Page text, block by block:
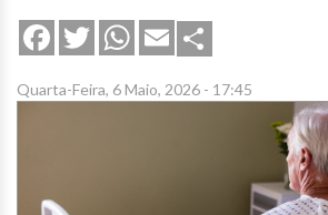
FacebookTwitterWhatsApp
Email
Quarta-Feira, 6 Maio, 2026 - 17:45